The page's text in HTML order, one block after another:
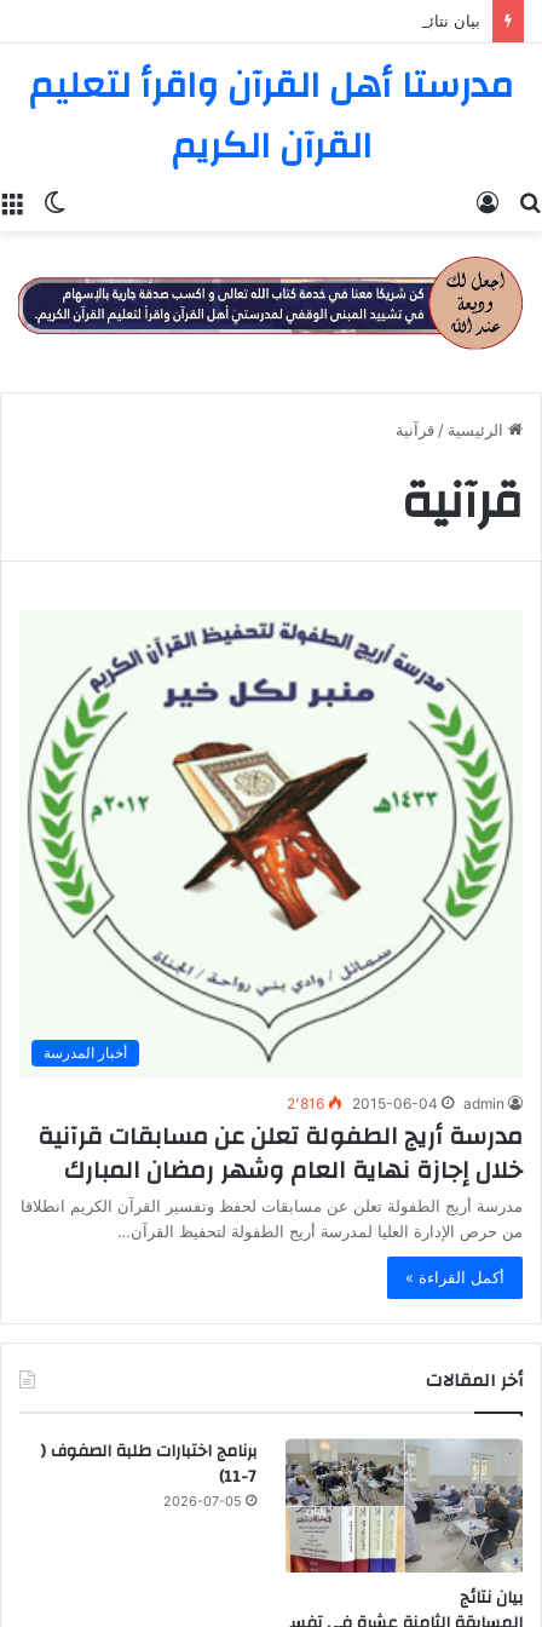
بيان نتائج المسابقة الثامنة عشرة في تفسير القرآن الكريم
مدرستا أهل القرآن واقرأ لتعليم
القرآن الكريم
بحث
الرئيسية / قرآنية
قرآنية
أخبار المدرسة
admin
2015-06-04 2٬816
مدرسة أريج الطفولة تعلن عن مسابقات قرآنية
خلال إجازة نهاية العام وشهر رمضان المبارك
مدرسة أريج الطفولة تعلن عن مسابقات لحفظ وتفسير القرآن الكريم انطلاقا
من حرص الإدارة العليا لمدرسة أريج الطفولة لتحفيظ القرآن…
أكمل القراءة »
أخر المقالات
بيان نتائج
برنامج اختبارات طلبة الصفوف (
7-11)
2026-07-05